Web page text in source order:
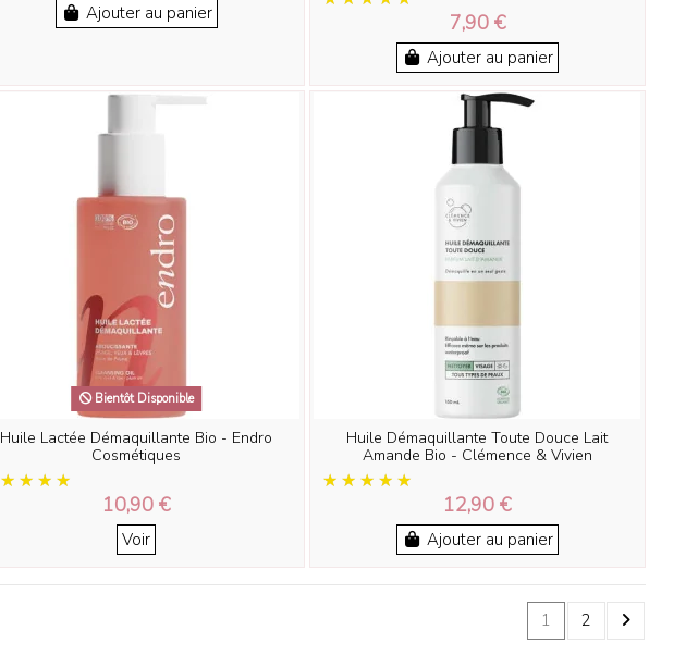
Ajouter au panier 7,90 €
Ajouter au panier
Bientôt Disponible
Huile Lactée Démaquillante Bio - Endro
Cosmétiques
10,90 €
Voir
Huile Démaquillante Toute Douce Lait
Amande Bio - Clémence & Vivien
12,90 €
Ajouter au panier
1 2